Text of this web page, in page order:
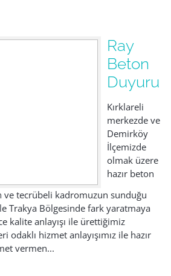
Ray
Beton
Duyuru
Kırklareli
merkezde ve
Demirköy
İlçemizde
olmak üzere
hazır beton
ve tecrübeli kadromuzun sunduğu
Trakya Bölgesinde fark yaratmaya
kalite anlayışı ile ürettiğimiz
odaklı hizmet anlayışımız ile hazır
vermen...